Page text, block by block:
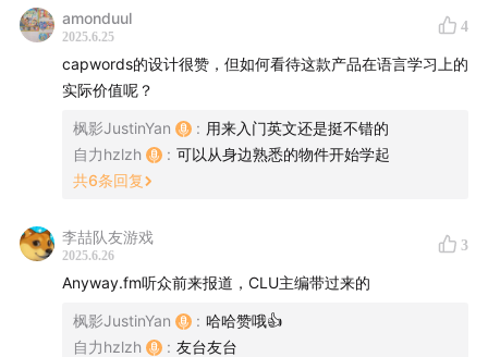
三次 WWDC 了，也是我最特别的一次 WW 之旅。因为这
次我是跟一大群朋友一起来的，主要是谜底和 CapWords
的朋友们。我们一行7人，不仅 CapWords 带我们飞，感
受了一把在 WWDC 上台领奖的喜悦(我在台下做气氛组也
很激动)，我们还在 WW 结束之后前往优胜美地山里，住
在小木屋夜聊了几个小时。
内容，我们谈了开发 CapWords 的心路历程，谈了这趟来
WWDC 的不容易，也谈了大家各自开始喜欢苹果的缘
由。时间过得飞快，我们还没开始进入主题，刷一下就过
去了。聊得不过瘾，我们相约再来一期，只不过接下来几
amonduul
2025.6.25
4
capwords的设计很赞，但如何看待这款产品在语言学习上的
实际价值呢？
枫影JustinYan : 用来入门英文还是挺不错的
自力hzlzh
: 可以从身边熟悉的物件开始学起
共6条回复
李喆队友游戏
2025.6.26
3
Anyway.fm听众前来报道，CLU主编带过来的
枫影JustinYan : 哈哈赞哦👍
自力hzlzh
: 友台友台